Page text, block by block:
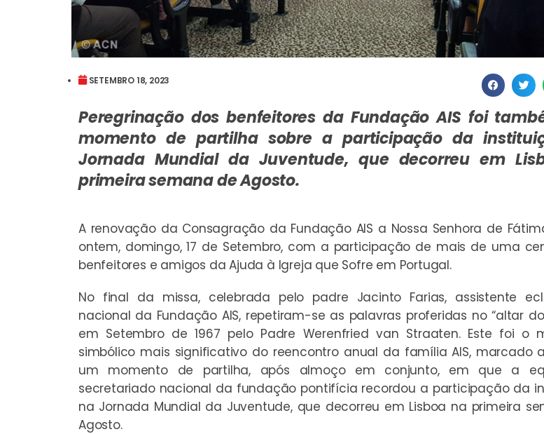
SETEMBRO 18, 2023
Peregrinação dos benfeitores da Fundação AIS foi
momento de partilha sobre a participação da
Jornada Mundial da Juventude, que decorreu em
primeira semana de Agosto.
A renovação da Consagração da Fundação AIS a Nossa Senhora de
ontem, domingo, 17 de Setembro, com a participação de mais de uma
benfeitores e amigos da Ajuda à Igreja que Sofre em Portugal.
No final da missa, celebrada pelo padre Jacinto Farias, assistente
nacional da Fundação AIS, repetiram-se as palavras proferidas no “altar
em Setembro de 1967 pelo Padre Werenfried van Straaten. Este foi o
simbólico mais significativo do reencontro anual da família AIS, marcado
um momento de partilha, após almoço em conjunto, em que a
secretariado nacional da fundação pontifícia recordou a participação da
na Jornada Mundial da Juventude, que decorreu em Lisboa na primeira
Agosto.